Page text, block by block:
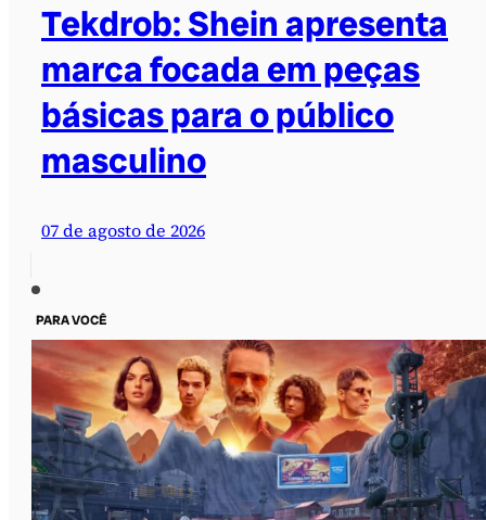
Tekdrob: Shein apresenta
marca focada em peças
básicas para o público
masculino
07 de agosto de 2026
PARA VOCÊ